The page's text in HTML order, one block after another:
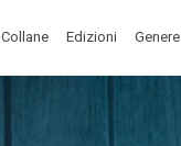
Collane Edizioni Genere